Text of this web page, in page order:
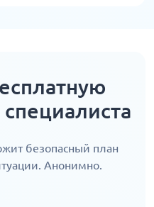
безопасный план
Анонимно.